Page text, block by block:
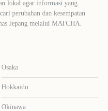
lokal agar informasi yang
perubahan dan kesempatan
Jepang melalui MATCHA.
Osaka
Hokkaido
Okinawa